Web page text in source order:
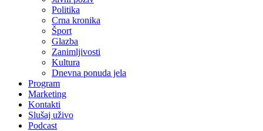
Politika
Crna kronika
Šport
Glazba
Zanimljivosti
Kultura
Dnevna ponuda jela
Program
Marketing
Kontakti
Slušaj uživo
Podcast